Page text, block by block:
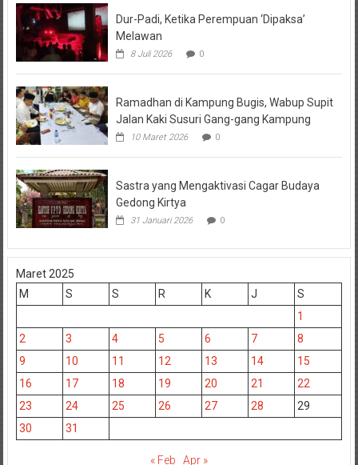
Dur-Padi, Ketika Perempuan ‘Dipaksa’
Melawan
8 Juli 2026 0
Ramadhan di Kampung Bugis, Wabup Supit
Jalan Kaki Susuri Gang-gang Kampung
10 Maret 2026 0
Sastra yang Mengaktivasi Cagar Budaya
Gedong Kirtya
31 Januari 2026 0
Maret 2025
M
S S R K J
S
1
2
3 4 5 6 7
8
9
10 11 12 13 14
15
16
17 18 19 20 21
22
23
24 25 26 27 28
29
30
31
« Feb Apr »